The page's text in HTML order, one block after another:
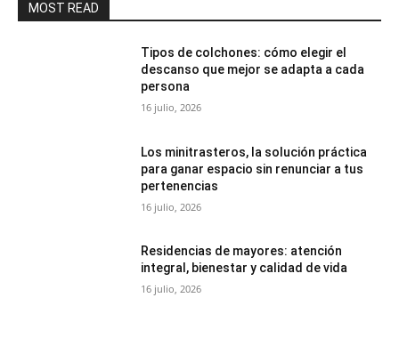
MOST READ
Tipos de colchones: cómo elegir el
descanso que mejor se adapta a cada
persona
16 julio, 2026
Los minitrasteros, la solución práctica
para ganar espacio sin renunciar a tus
pertenencias
16 julio, 2026
Residencias de mayores: atención
integral, bienestar y calidad de vida
16 julio, 2026